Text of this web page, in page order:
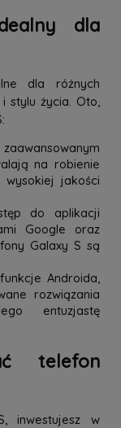
dla
dla różnych
stylu życia. Oto,
na robienie
wysokiej jakości
do aplikacji
Google oraz
Galaxy S są
Androida,
rozwiązania
entuzjastę
telefon
inwestujesz w